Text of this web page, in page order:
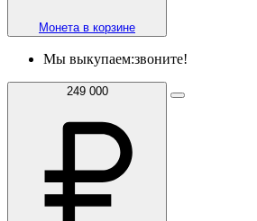
Монета в корзине
Мы выкупаем:звоните!
249 000